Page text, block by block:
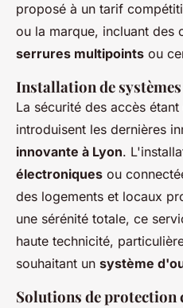
proposé à un tarif
ou la marque, incluant des
serrures multipoints ou
Installation de
La sécurité des accès
introduisent les dernières
innovante à Lyon.
électroniques ou
des logements et locaux
une sérénité totale, ce
haute technicité,
souhaitant un système
Solutions de protection